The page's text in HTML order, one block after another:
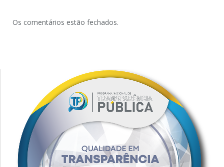
Os comentários estão fechados.